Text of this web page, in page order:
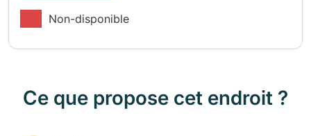
Non-disponible
Ce que propose cet endroit ?